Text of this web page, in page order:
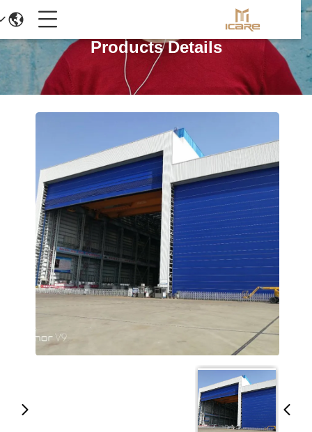
Products Details